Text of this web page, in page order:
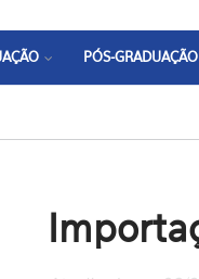
PÓS-GRADUAÇÃO